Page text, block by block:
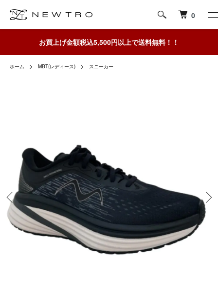
0
お買上げ金額税込5,500円以上で送料無料！！
ホーム MBT(レディース) スニーカー